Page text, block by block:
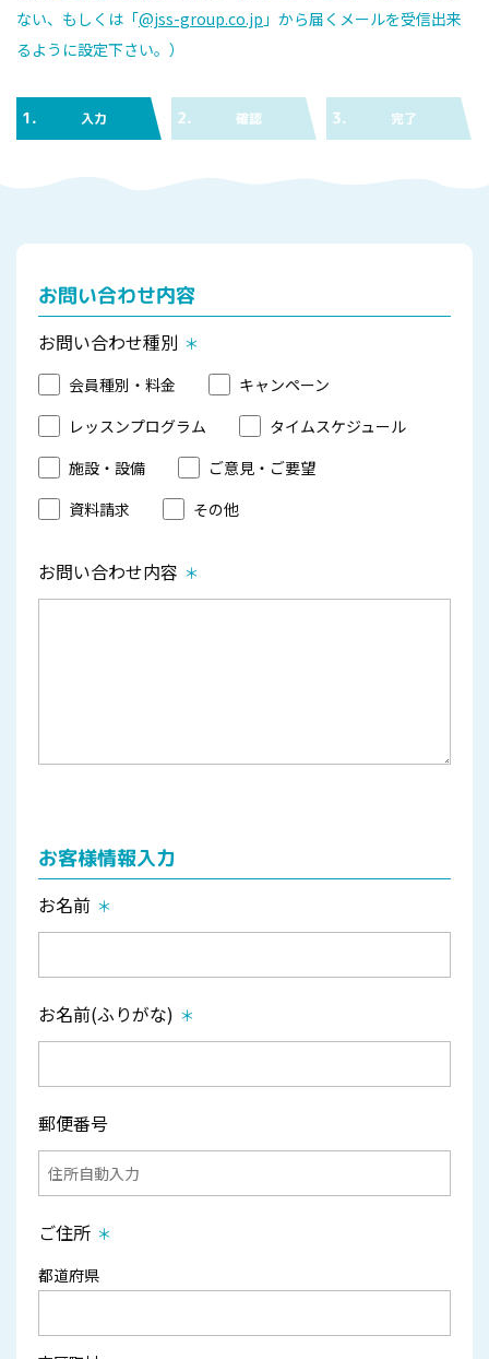
ない、もしくは「@jss-group.co.jp 」から届くメールを受信出来
るように設定下さい。）
1. 入力 2. 確認 3. 完了
お問い合わせ内容
お問い合わせ種別
会員種別・料金
キャンペーン
レッスンプログラム
タイムスケジュール
施設・設備
ご意見・ご要望
資料請求
その他
お問い合わせ内容
お客様情報入力
お名前
お名前(ふりがな)
郵便番号
ご住所
都道府県